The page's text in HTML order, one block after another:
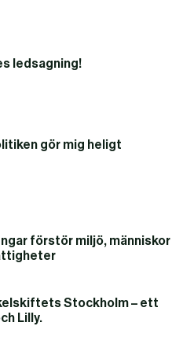
ledsagning!
gör mig heligt
förstör miljö, människor
Stockholm – ett
Lilly.